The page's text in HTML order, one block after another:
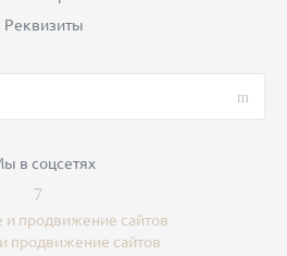
Реквизиты
в соцсетях
продвижение сайтов